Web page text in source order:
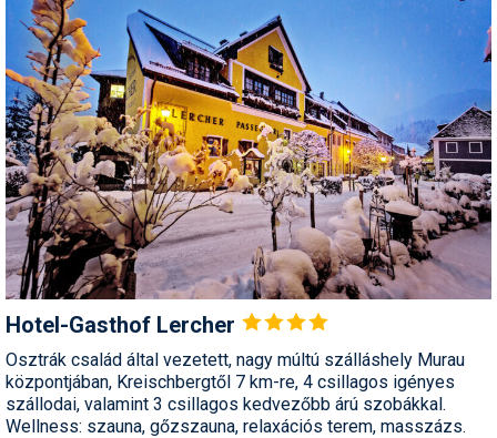
Hotel-Gasthof Lercher
Osztrák család által vezetett, nagy múltú szálláshely Murau
központjában, Kreischbergtől 7 km-re, 4 csillagos igényes
szállodai, valamint 3 csillagos kedvezőbb árú szobákkal.
Wellness: szauna, gőzszauna, relaxációs terem, masszázs.